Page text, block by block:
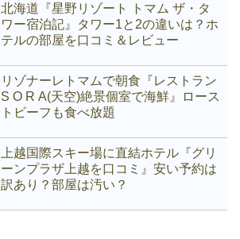
北海道『星野リゾート トマム ザ・タ
ワー宿泊記』タワー1と2の違いは？ホ
テルの部屋を口コミ＆レビュー
リゾナーレトマムで朝食『レストラン
S O R A(天空)絶景個室で海鮮』ロース
トビーフも食べ放題
上越国際スキー場に直結ホテル『グリ
ーンプラザ上越を口コミ』安い予約は
訳あり？部屋は汚い？